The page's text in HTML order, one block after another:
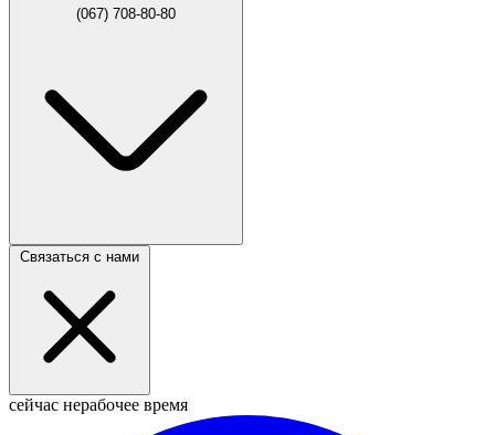
(067) 708-80-80
Связаться с нами
сейчас нерабочее время